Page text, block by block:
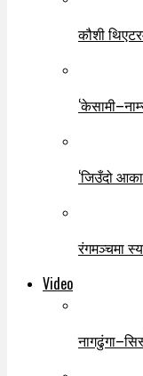
कौशी
‘जिउँदो
रंगमञ्चमा
Video